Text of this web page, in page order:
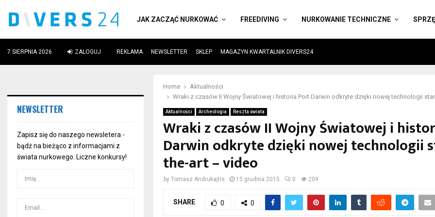
JAK ZACZĄĆ NURKOWAĆ FREEDIVING NURKOWANIE TECHNICZNE
7 SIERPNIA 2026 ZALOGUJ REKLAMA NEWSLETTER SKLEP MAGAZYN KWARTALNIK DIVERS24
Home
Aktualności
Wraki z czasów II Wojny Światowej i historia Port Darwin odkryte dzięki nowej technologii
Aktualności Archeologia Reszta świata
Wraki z czasów II Wojny Światowej i
Darwin odkryte dzięki nowej technologii
the-art – video
byTomasz Andrukajtis 15 grudnia 2015 0 209
SHARE 0 0
NEWSLETTER
Zapisz się do naszego newsletera -
bądż na bieżąco z informacjami z
świata nurkowego. Liczne konkursy!